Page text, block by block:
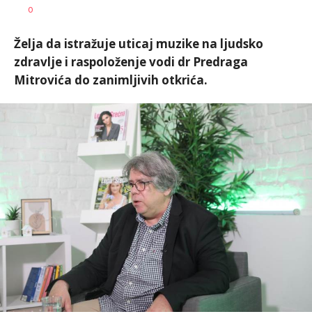
AUTOR
0
Želja da istražuje uticaj muzike na ljudsko
zdravlje i raspoloženje vodi dr Predraga
Mitrovića do zanimljivih otkrića.